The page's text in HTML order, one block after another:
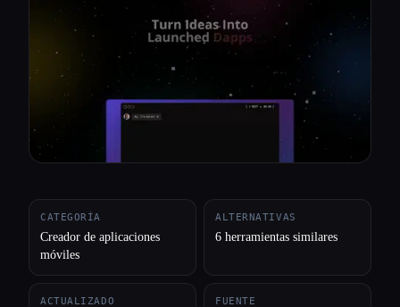
Todas las categorías
Acerca de
CATEGORÍA
Creador de aplicaciones
móviles
ALTERNATIVAS
6 herramientas similares
ACTUALIZADO FUENTE